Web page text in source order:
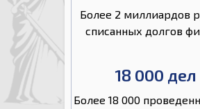
18 000 дел
Более 18 000
Более 2 миллиардов
списанных долгов